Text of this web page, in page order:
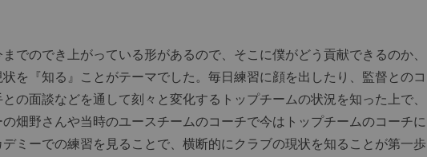
でのでき上がっている形があるので、そこに僕がどう貢献できるのか、
を『知る』ことがテーマでした。毎日練習に顔を出したり、監督とのコ
の面談などを通して刻々と変化するトップチームの状況を知った上で、
畑野さんや当時のユースチームのコーチで今はトップチームのコーチに
ミーでの練習を見ることで、横断的にクラブの現状を知ることが第一歩